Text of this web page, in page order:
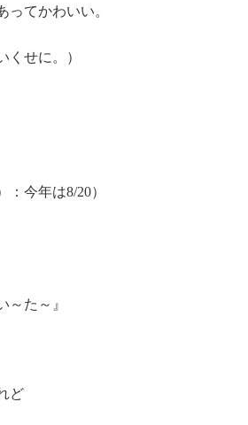
ってかわいい。
くせに。）
：今年は8/20）
～た～』
ど